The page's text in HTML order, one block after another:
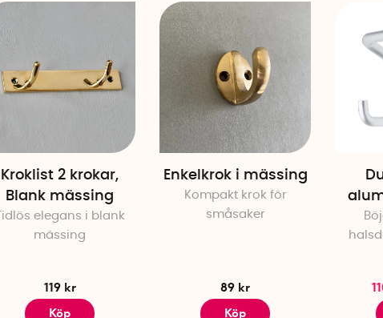
Kroklist 2 krokar,
Blank mässing
Tidlös elegans i blank
mässing
119 kr
Köp
Enkelkrok i mässing
Kompakt krok för
småsaker
89 kr
Köp